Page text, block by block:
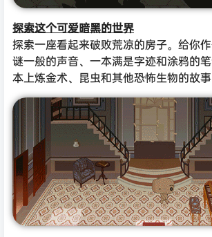
探索这个可爱暗黑的世界
探索一座看起来破败荒凉的房子。给你
谜一般的声音、一本满是字迹和涂鸦的
本上炼金术、昆虫和其他恐怖生物的故事